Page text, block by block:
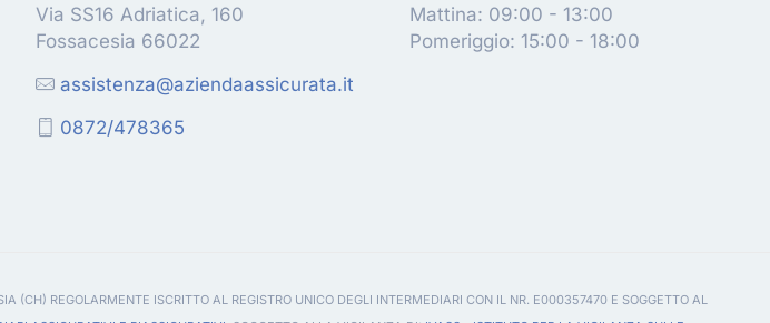
Via SS16 Adriatica, 160
Fossacesia 66022
assistenza@aziendaassicurata.it
0872/478365
Mattina: 09:00 - 13:00
Pomeriggio: 15:00 - 18:00
REGOLARMENTE ISCRITTO AL REGISTRO UNICO DEGLI INTERMEDIARI CON IL NR. E000357470 E SOGGETTO AL